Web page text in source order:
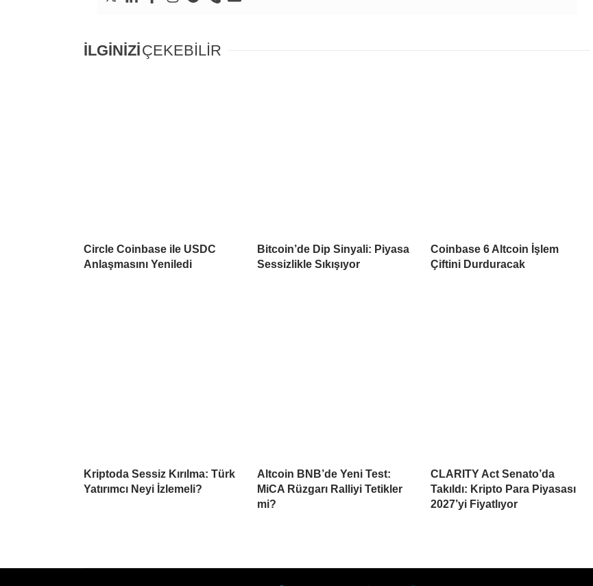
İLGİNİZİÇEKEBİLİR
Circle Coinbase ile USDC
Anlaşmasını Yeniledi
Bitcoin’de Dip Sinyali: Piyasa
Sessizlikle Sıkışıyor
Coinbase 6 Altcoin İşlem
Çiftini Durduracak
Kriptoda Sessiz Kırılma: Türk
Yatırımcı Neyi İzlemeli?
Altcoin BNB’de Yeni Test:
MiCA Rüzgarı Ralliyi Tetikler
mi?
CLARITY Act Senato’da
Takıldı: Kripto Para Piyasası
2027’yi Fiyatlıyor